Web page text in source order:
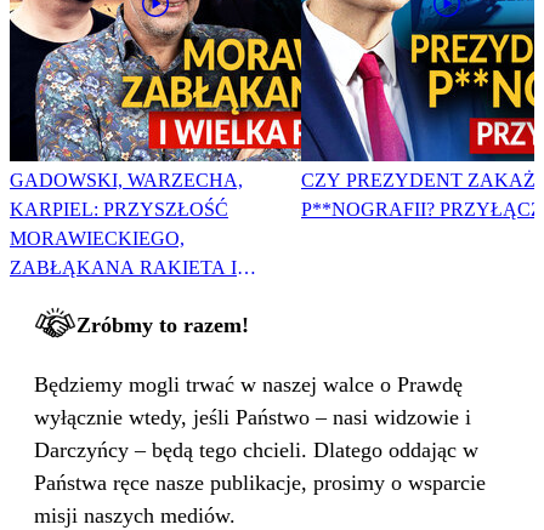
GADOWSKI, WARZECHA,
KARPIEL: PRZYSZŁOŚĆ
MORAWIECKIEGO,
ZABŁĄKANA RAKIETA I
CZY PREZYDENT
P**NOGRAFII?
Zróbmy to razem!
Będziemy mogli trwać w naszej walce o Prawdę
wyłącznie wtedy, jeśli Państwo – nasi widzowie i
Darczyńcy – będą tego chcieli. Dlatego oddając w
Państwa ręce nasze publikacje, prosimy o wsparcie
misji naszych mediów.